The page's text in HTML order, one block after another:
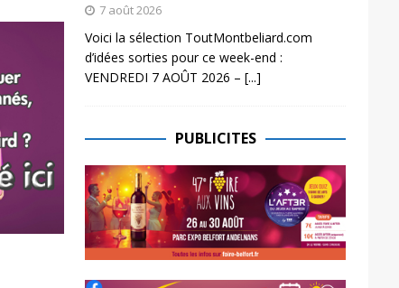
7 août 2026
Voici la sélection ToutMontbeliard.com
d’idées sorties pour ce week-end :
VENDREDI 7 AOÛT 2026 – [...]
PUBLICITES